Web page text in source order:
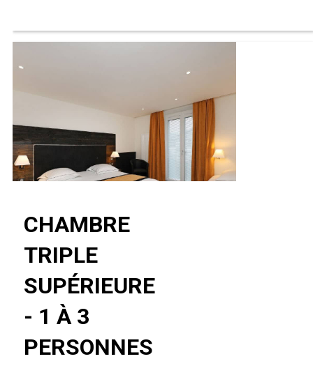
CHAMBRE
TRIPLE
SUPÉRIEURE
- 1 À 3
PERSONNES